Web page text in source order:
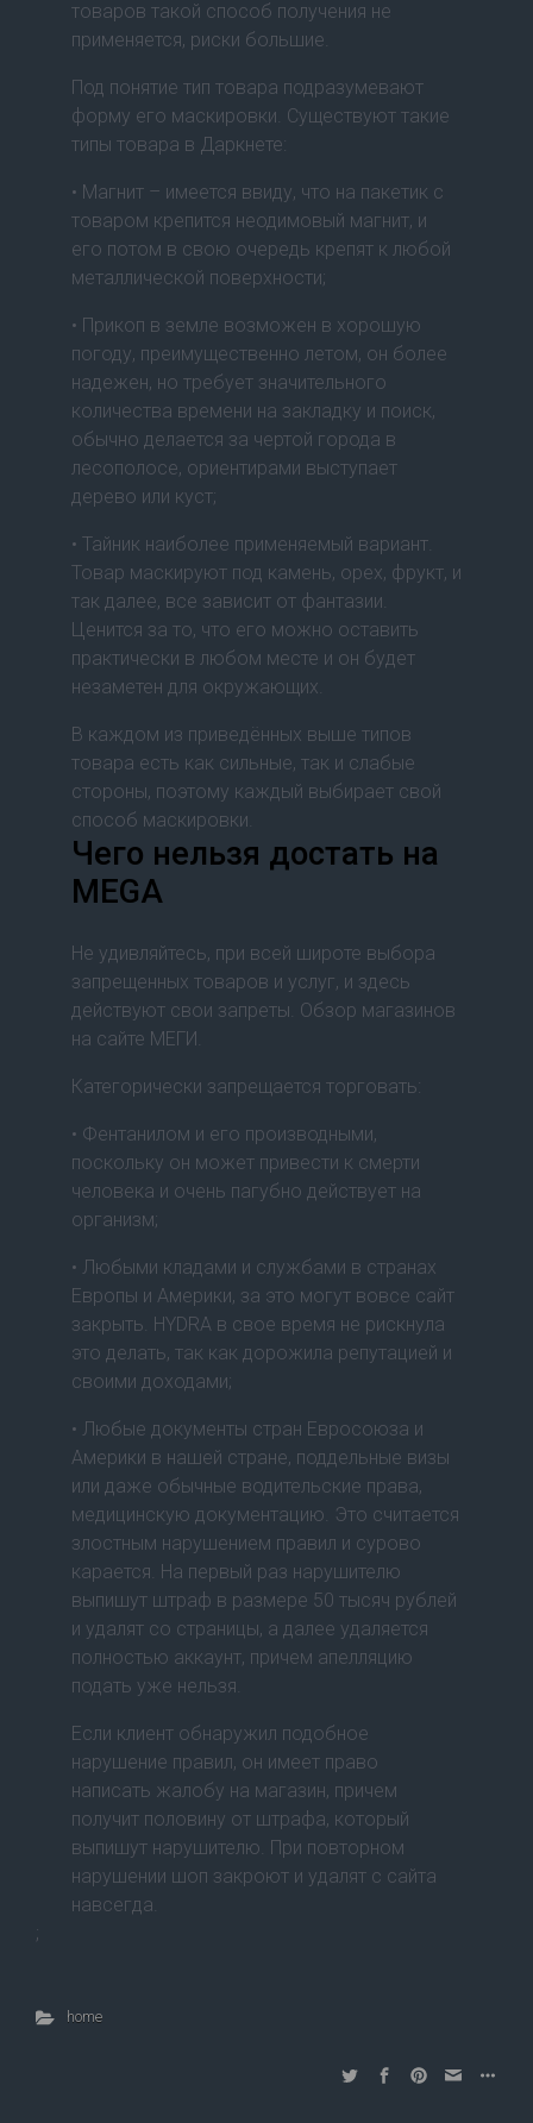
товаров такой способ получения не
применяется, риски большие.
Под понятие тип товара подразумевают
форму его маскировки. Существуют такие
типы товара в Даркнете:
• Магнит – имеется ввиду, что на пакетик с
товаром крепится неодимовый магнит, и
его потом в свою очередь крепят к любой
металлической поверхности;
• Прикоп в земле возможен в хорошую
погоду, преимущественно летом, он более
надежен, но требует значительного
количества времени на закладку и поиск,
обычно делается за чертой города в
лесополосе, ориентирами выступает
дерево или куст;
• Тайник наиболее применяемый вариант.
Товар маскируют под камень, орех, фрукт, и
так далее, все зависит от фантазии.
Ценится за то, что его можно оставить
практически в любом месте и он будет
незаметен для окружающих.
В каждом из приведённых выше типов
товара есть как сильные, так и слабые
стороны, поэтому каждый выбирает свой
способ маскировки.
Чего нельзя достать на
MEGA
Не удивляйтесь, при всей широте выбора
запрещенных товаров и услуг, и здесь
действуют свои запреты. Обзор магазинов
на сайте МЕГИ.
Категорически запрещается торговать:
• Фентанилом и его производными,
поскольку он может привести к смерти
человека и очень пагубно действует на
организм;
• Любыми кладами и службами в странах
Европы и Америки, за это могут вовсе сайт
закрыть. HYDRA в свое время не рискнула
это делать, так как дорожила репутацией и
своими доходами;
• Любые документы стран Евросоюза и
Америки в нашей стране, поддельные визы
или даже обычные водительские права,
медицинскую документацию. Это считается
злостным нарушением правил и сурово
карается. На первый раз нарушителю
выпишут штраф в размере 50 тысяч рублей
и удалят со страницы, а далее удаляется
полностью аккаунт, причем апелляцию
подать уже нельзя.
Если клиент обнаружил подобное
нарушение правил, он имеет право
написать жалобу на магазин, причем
получит половину от штрафа, который
выпишут нарушителю. При повторном
нарушении шоп закроют и удалят с сайта
навсегда.
;
home